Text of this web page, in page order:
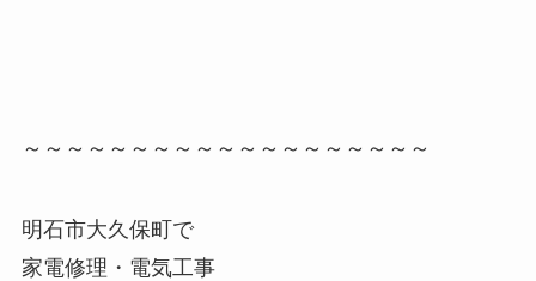
～～～～～～～～～～～～～～～～～～～
明石市大久保町で
家電修理・電気工事